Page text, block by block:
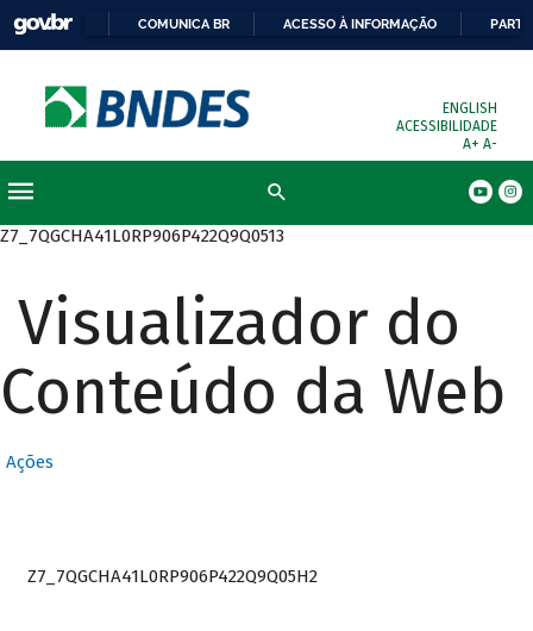
COMUNICA BR ACESSO À INFORMAÇÃO
ENGLISH
ACESSIBILIDADE
A+ A-
Z7_7QGCHA41L0RP906P422Q9Q0513
Visualizador do
Conteúdo da Web
Ações
Z7_7QGCHA41L0RP906P422Q9Q05H2